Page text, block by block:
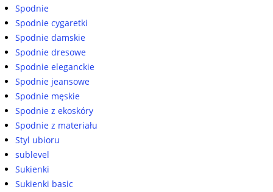
Spodnie
Spodnie cygaretki
Spodnie damskie
Spodnie dresowe
Spodnie eleganckie
Spodnie jeansowe
Spodnie męskie
Spodnie z ekoskóry
Spodnie z materiału
Styl ubioru
sublevel
Sukienki
Sukienki basic